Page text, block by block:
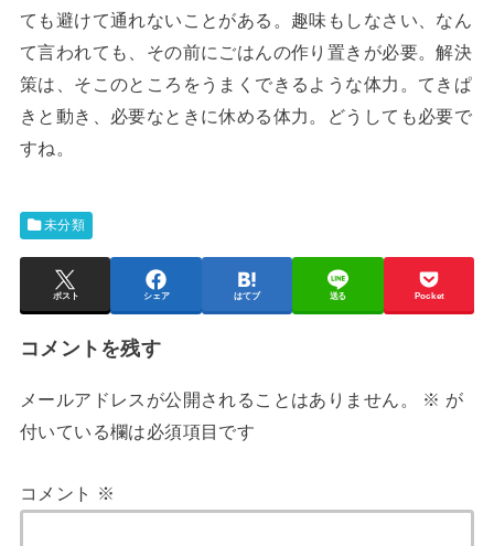
ても避けて通れないことがある。趣味もしなさい、なん
て言われても、その前にごはんの作り置きが必要。解決
策は、そこのところをうまくできるような体力。てきぱ
きと動き、必要なときに休める体力。どうしても必要で
すね。
未分類
ポスト シェア はてブ 送る Pocket
コメントを残す
メールアドレスが公開されることはありません。 ※ が
付いている欄は必須項目です
コメント ※